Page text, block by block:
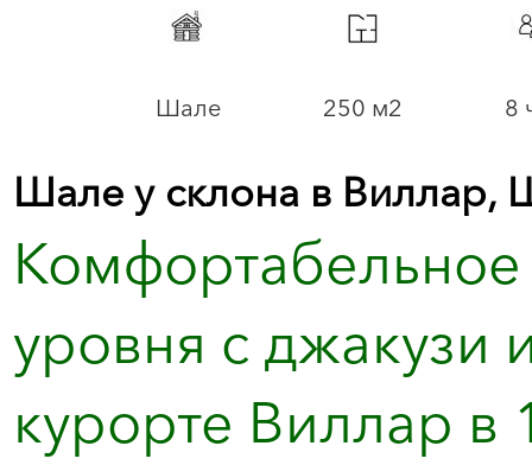
Шале 250 м2 8
Шале у склона в Виллар,
уровня с джакузи
курорте Виллар в